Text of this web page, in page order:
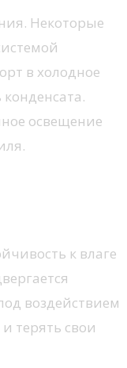
Некоторые
в холодное
освещение
к влаге
воздействием
терять свои